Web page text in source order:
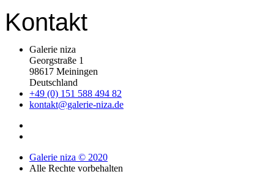
Kontakt
Galerie niza
Georgstraße 1
98617 Meiningen
Deutschland
+49 (0) 151 588 494 82
kontakt@galerie-niza.de
Galerie niza © 2020
Alle Rechte vorbehalten